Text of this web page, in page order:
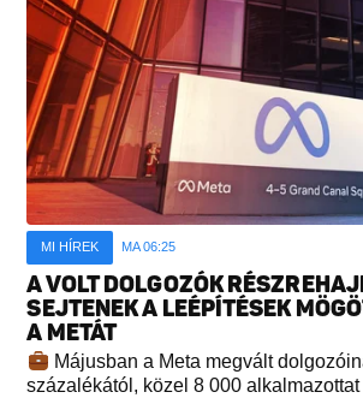
MI HÍREK MA 06:25
A VOLT DOLGOZÓK
SEJTENEK A LEÉPÍTÉSEK
A METÁT
Májusban a Meta megvált
százalékától, közel 8 000